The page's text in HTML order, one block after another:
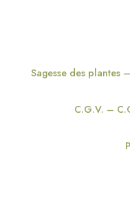
Sagesse des plantes
C.G.V. –